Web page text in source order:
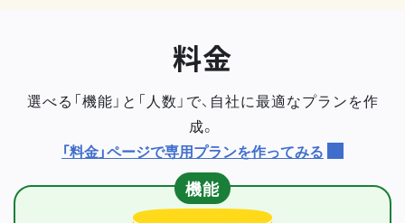
料金
選べる「機能」と「人数」で、自社に最適なプランを作
成。
「料金」ページで専用プランを作ってみる
機能